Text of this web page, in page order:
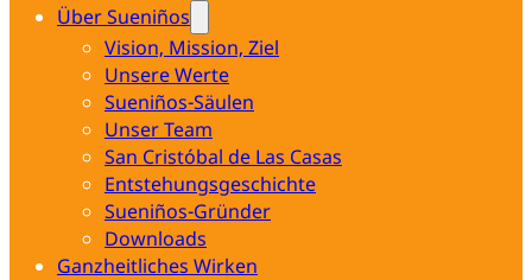
Über Sueniños
Vision, Mission, Ziel
Unsere Werte
Sueniños-Säulen
Unser Team
San Cristóbal de Las Casas
Entstehungsgeschichte
Sueniños-Gründer
Downloads
Ganzheitliches Wirken